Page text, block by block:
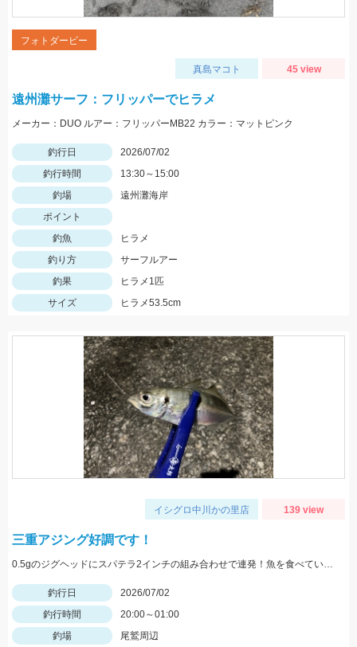
フォトダービー
真島マコト 45 view
遠州灘サーフ：フリッパーでヒラメ
メーカー：DUO ルアー：フリッパーMB22 カラー：マットピンク
釣行日
2026/07/02
釣行時間
13:30～15:00
釣場
遠州灘海岸
ポイント
釣魚
ヒラメ
釣り方
サーフルアー
釣果
ヒラメ1匹
サイズ
ヒラメ53.5cm
イシグロ中川かの里店 139 view
三重アジング好調です！
0.5gのジグヘッドにスパテラ2インチの組み合わせで連発！魚を食べている時はクリアカラーがオススメです！
釣行日
2026/07/02
釣行時間
20:00～01:00
釣場
尾鷲周辺